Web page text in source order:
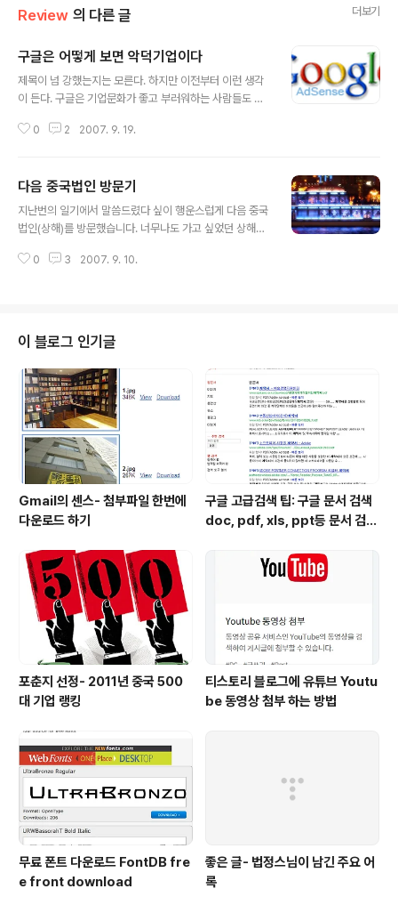
Review 의 다른 글 더보기
구글은 어떻게 보면 악덕기업이다
제목이 넘 강했는지는 모른다. 하지만 이전부터 이런 생각
이 든다. 구글은 기업문화가 좋고 부러워하는 사람들도 많
가끔은 아닌것 같다. 특히 애드센스 정책을 볼때 그렇다. 아
할때가 적지 않다. 예를 들면 애드센스 계정이 아무런 경고
없이 정지 당할때도 있고, 타인의 클릭으로 애드센스가 정
지당할 수도 있다. 하지만 대부분 상황은 블로거 자신이 구
할 기회도 주지 않는다. 더구나 구글에서는 어떤 아이피에
0 2 2007. 9. 19.
다음 중국법인 방문기
지난번의 일기에서 말씀드렸다 싶이 행운스럽게 다음 중국
법인(상해)를 방문했습니다. 너무나도 가고 싶었던 상해라
니다. 상해에 있는 친구들한테 알리고..일단 상해여행기는
버스를 1번 갈아타고 약속시간전에 도착 했습니다.. 일단
저를 반겨주는 것은 아래 마크였습니다. 중국에서는 驰韩
软件开发有限公司라고 하네요~ 저는 다음의 발음데로
할줄 알았는데.~~ .... 일단 가서 다음 중국법인의 대표님을
만나보았습니다. 생각보다 더 젊어보여서~ 거리감이 생기
기 않아서 좋았습니다. 평소에 메신저로 연락도..
0 3 2007. 9. 10.
이 블로그 인기글
Gmail의 센스- 첨부파일 한번에
다운로드 하기
구글 고급검색 팁: 구글 문서 검색
doc, pdf, xls, ppt등 문서 검색
포춘지 선정- 2011년 중국 500
대 기업 랭킹
티스토리 블로그에 유튜브 Youtu
be 동영상 첨부 하는 방법
무료 폰트 다운로드 FontDB fre
e front download
좋은 글- 법정스님이 남긴 주요 어
록